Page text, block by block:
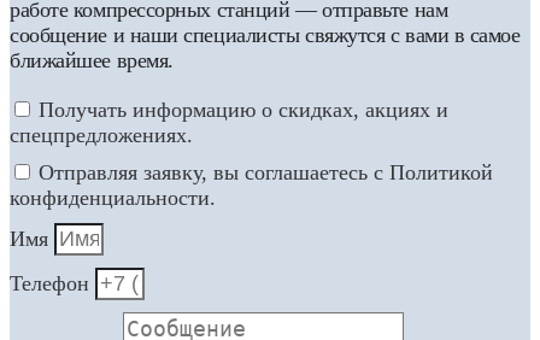
работе компрессорных станций — отправьте нам
сообщение и наши специалисты свяжутся с вами в самое
ближайшее время.
Получать информацию о скидках, акциях и
спецпредложениях.
Отправляя заявку, вы соглашаетесь с Политикой
конфиденциальности.
Имя
Телефон